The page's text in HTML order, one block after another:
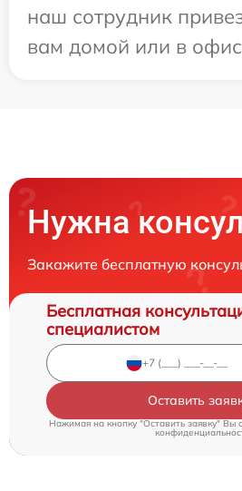
наш сотрудник
вам домой или в
Нужна
Закажите бесплатную
Бесплатная
специалистом
Оставить
Нажимая на кнопку "Оставить заявку" Вы